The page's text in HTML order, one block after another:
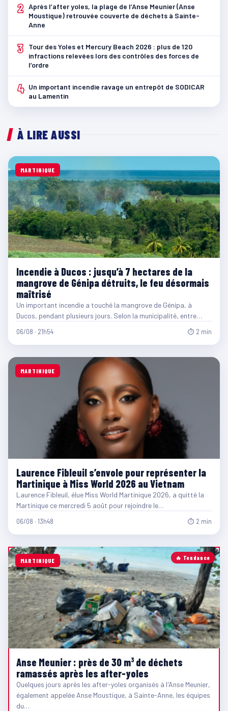
2 Après l’after yoles, la plage de l’Anse Meunier (Anse
Moustique) retrouvée couverte de déchets à Sainte-
Anne
3
Tour des Yoles et Mercury Beach 2026 : plus de 120
infractions relevées lors des contrôles des forces de
l’ordre
4 Un important incendie ravage un entrepôt de SODICAR
au Lamentin
À LIRE AUSSI
MARTINIQUE
Incendie à Ducos : jusqu’à 7 hectares de la
mangrove de Génipa détruits, le feu désormais
maîtrisé
Un important incendie a touché la mangrove de Génipa, à
Ducos, pendant plusieurs jours. Selon la municipalité, entre…
06/08 · 21h54 ⏱ 2 min
MARTINIQUE
Laurence Fibleuil s’envole pour représenter la
Martinique à Miss World 2026 au Vietnam
Laurence Fibleuil, élue Miss World Martinique 2026, a quitté la
Martinique ce mercredi 5 août pour rejoindre le…
06/08 · 13h48 ⏱ 2 min
🔥 Tendance
MARTINIQUE
Anse Meunier : près de 30 m³ de déchets
ramassés après les after-yoles
Quelques jours après les after-yoles organisés à l'Anse Meunier,
également appelée Anse Moustique, à Sainte-Anne, les équipes
du…